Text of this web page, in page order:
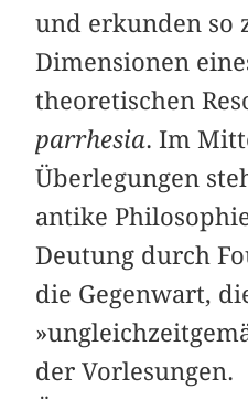
und erkunden so
Dimensionen
theoretischen
parrhesia. Im
Überlegungen
antike
Deutung durch
die Gegenwart,
der Vorlesungen.